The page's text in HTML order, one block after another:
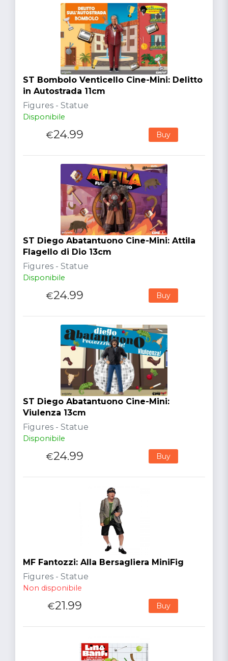
ST Bombolo Venticello Cine-Mini: Delitto
in Autostrada 11cm
Figures - Statue
Disponibile
€24.99 Buy
ST Diego Abatantuono Cine-Mini: Attila
Flagello di Dio 13cm
Figures - Statue
Disponibile
€24.99 Buy
ST Diego Abatantuono Cine-Mini:
Viulenza 13cm
Figures - Statue
Disponibile
€24.99 Buy
MF Fantozzi: Alla Bersagliera MiniFig
Figures - Statue
Non disponibile
€21.99 Buy